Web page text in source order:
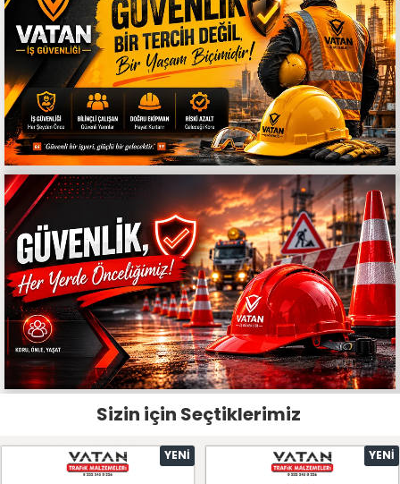
Sizin için Seçtiklerimiz
YENI YENI